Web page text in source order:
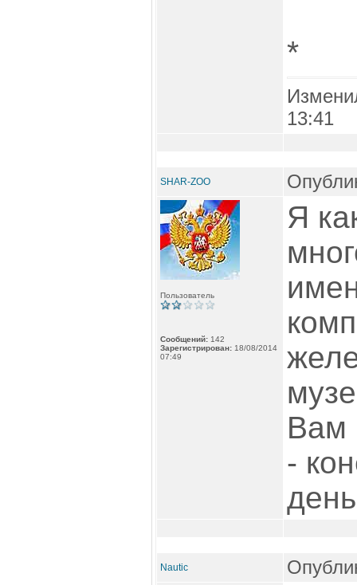
*
13:41
SHAR-ZOO
Пользователь
Сообщений: 142
Зарегистрирован: 18/08/2014
07:49
Я
Вам
-
Nautic